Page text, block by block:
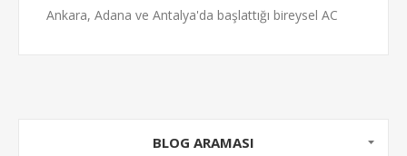
Ankara, Adana ve Antalya'da başlattığı bireysel AC
hale getiriyor. Yüksek kaliteli malzemeler kullanılarak
BLOG ARAMASI